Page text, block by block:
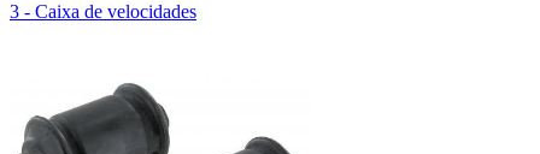
3 - Caixa de velocidades